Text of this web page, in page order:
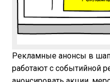
Рекламные анонсы в
работают с событийной